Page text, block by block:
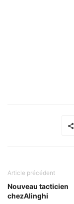
Article précédent
Nouveau tacticien
chezAlinghi